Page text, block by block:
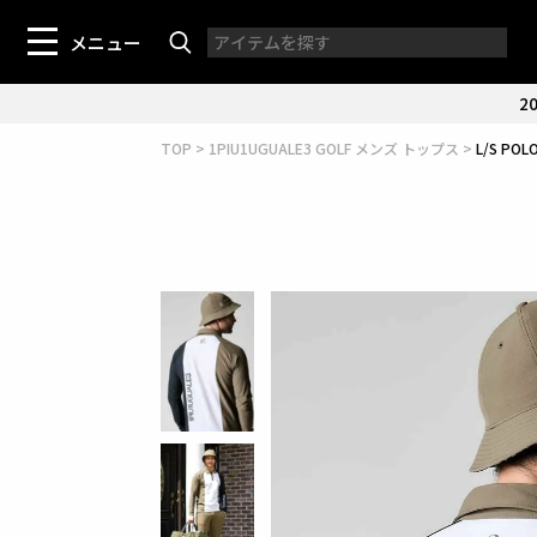
メニュー
TOP 1PIU1UGUALE3 GOLF メンズ トップス L/S